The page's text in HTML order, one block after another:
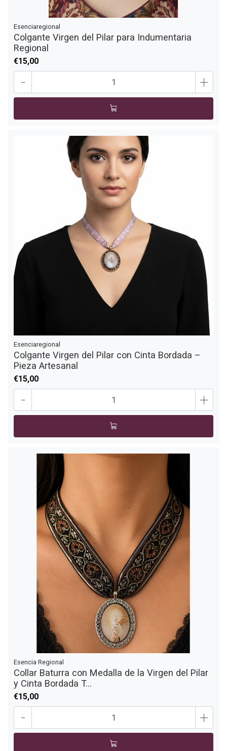
Esenciaregional
Colgante Virgen del Pilar para Indumentaria
Regional
€15,00
- +
Esenciaregional
Colgante Virgen del Pilar con Cinta Bordada –
Pieza Artesanal
€15,00
- +
Esencia Regional
Collar Baturra con Medalla de la Virgen del Pilar
y Cinta Bordada T...
€15,00
- +